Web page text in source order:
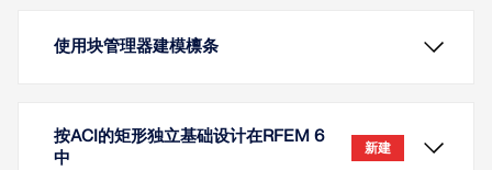
使用块管理器建模檩条
按ACI的矩形独立基础设计在RFEM 6
中
新建